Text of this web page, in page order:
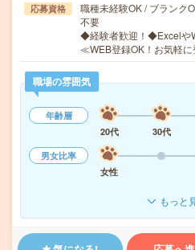
応募資格
職種未経験OK / ブランク
不要
◆経験者歓迎！◆Excelや
≪WEB登録OK！お気軽
職場の雰囲気
年齢層
20代
30代
男女比率
女性
もっと